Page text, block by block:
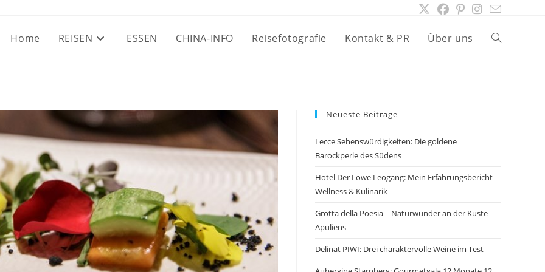
Home REISEN ESSEN CHINA-INFO Reisefotografie Kontakt & PR Über uns Website-
Neueste Beiträge
Lecce Sehenswürdigkeiten: Die goldene
Barockperle des Südens
Hotel Der Löwe Leogang: Mein Erfahrungsbericht –
Wellness & Kulinarik
Grotta della Poesia – Naturwunder an der Küste
Apuliens
Delinat PIWI: Drei charaktervolle Weine im Test